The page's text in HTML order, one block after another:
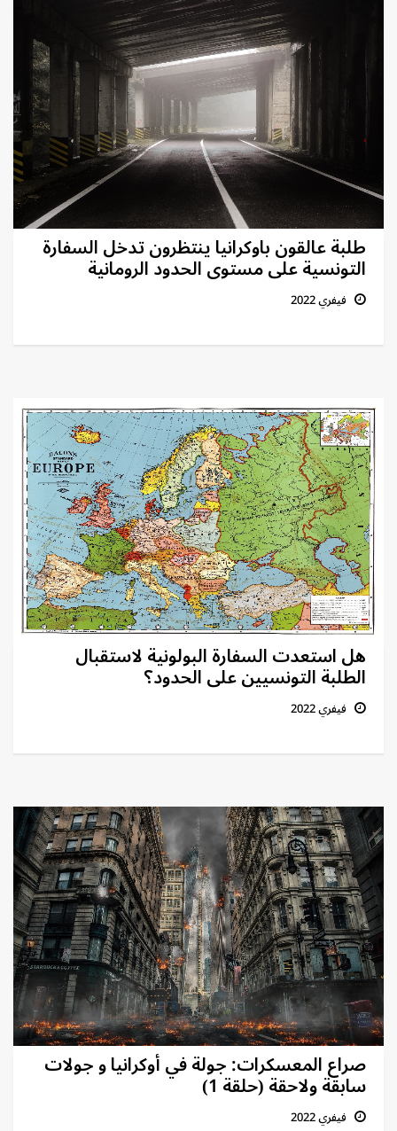
طلبة عالقون باوكرانيا ينتظرون تدخل السفارة
التونسية على مستوى الحدود الرومانية
فيفري 2022
هل استعدت السفارة البولونية لاستقبال
الطلبة التونسيين على الحدود؟
فيفري 2022
صراع المعسكرات: جولة في أوكرانيا و جولات
سابقة ولاحقة (حلقة 1)
فيفري 2022